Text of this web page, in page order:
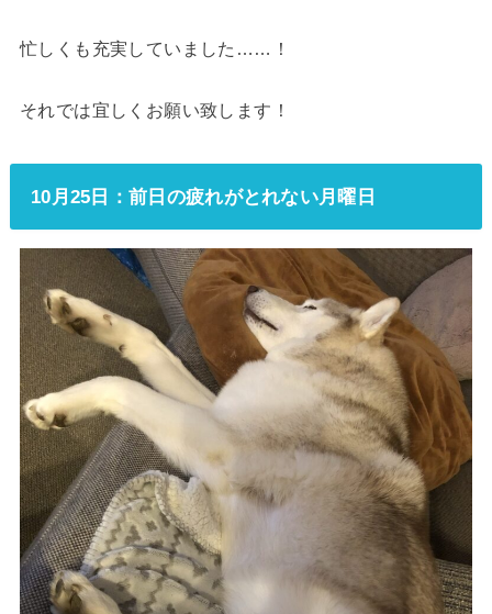
忙しくも充実していました……！
それでは宜しくお願い致します！
10月25日：前日の疲れがとれない月曜日